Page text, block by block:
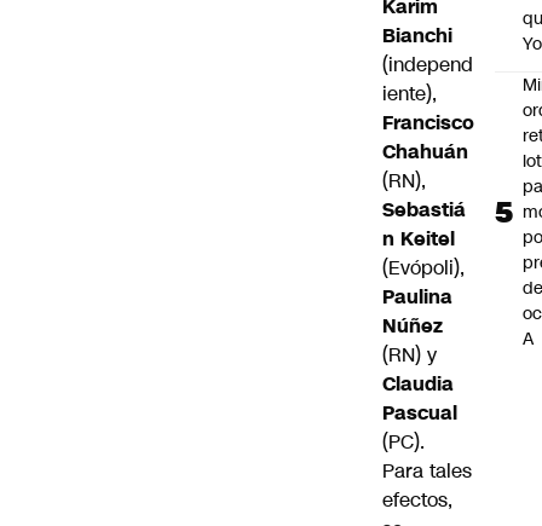
Karim
Bianchi
(independ
iente),
Francisco
Chahuán
(RN),
Sebastiá
n Keitel
(Evópoli),
Paulina
Núñez
(RN) y
Claudia
Pascual
(PC).
Para tales
efectos,
de
A